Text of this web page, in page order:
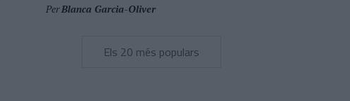
PerBlanca Garcia-Oliver
Els 20 més populars